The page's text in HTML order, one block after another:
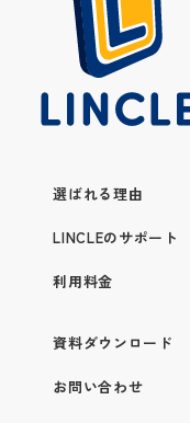
選ばれる理由
LINCLEのサポート
利用料金
資料ダウンロード
お問い合わせ